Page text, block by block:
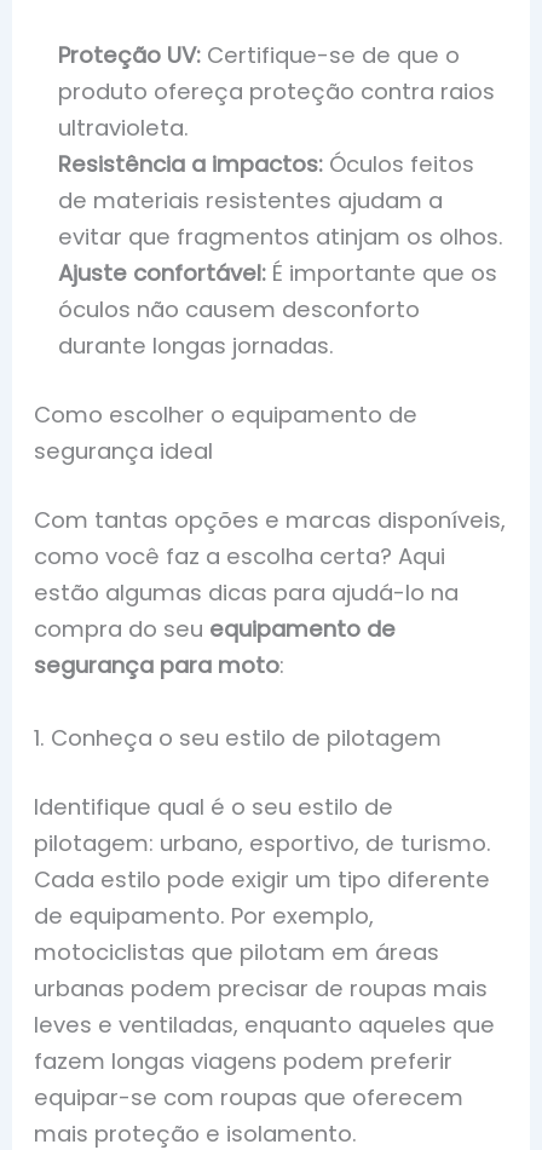
Proteção UV: Certifique-se de que o
produto ofereça proteção contra raios
ultravioleta.
Resistência a impactos: Óculos feitos
de materiais resistentes ajudam a
evitar que fragmentos atinjam os olhos.
Ajuste confortável: É importante que os
óculos não causem desconforto
durante longas jornadas.
Como escolher o equipamento de
segurança ideal
Com tantas opções e marcas disponíveis,
como você faz a escolha certa? Aqui
estão algumas dicas para ajudá-lo na
compra do seu equipamento de
segurança para moto:
1. Conheça o seu estilo de pilotagem
Identifique qual é o seu estilo de
pilotagem: urbano, esportivo, de turismo.
Cada estilo pode exigir um tipo diferente
de equipamento. Por exemplo,
motociclistas que pilotam em áreas
urbanas podem precisar de roupas mais
leves e ventiladas, enquanto aqueles que
fazem longas viagens podem preferir
equipar-se com roupas que oferecem
mais proteção e isolamento.